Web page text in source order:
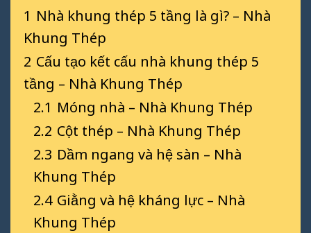
1 Nhà khung thép 5 tầng là gì? – Nhà
Khung Thép
2 Cấu tạo kết cấu nhà khung thép 5
tầng – Nhà Khung Thép
2.1 Móng nhà – Nhà Khung Thép
2.2 Cột thép – Nhà Khung Thép
2.3 Dầm ngang và hệ sàn – Nhà
Khung Thép
2.4 Giằng và hệ kháng lực – Nhà
Khung Thép